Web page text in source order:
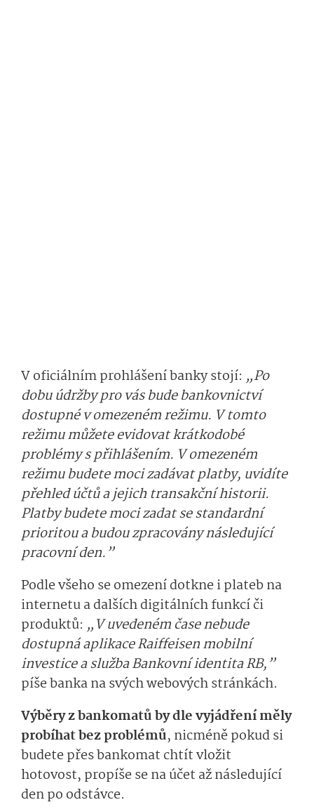
V oficiálním prohlášení banky stojí: „Po
dobu údržby pro vás bude bankovnictví
dostupné v omezeném režimu. V tomto
režimu můžete evidovat krátkodobé
problémy s přihlášením. V omezeném
režimu budete moci zadávat platby, uvidíte
přehled účtů a jejich transakční historii.
Platby budete moci zadat se standardní
prioritou a budou zpracovány následující
pracovní den.”
Podle všeho se omezení dotkne i plateb na
internetu a dalších digitálních funkcí či
produktů: „V uvedeném čase nebude
dostupná aplikace Raiffeisen mobilní
investice a služba Bankovní identita RB,”
píše banka na svých webových stránkách.
Výběry z bankomatů by dle vyjádření měly
probíhat bez problémů, nicméně pokud si
budete přes bankomat chtít vložit
hotovost, propíše se na účet až následující
den po odstávce.